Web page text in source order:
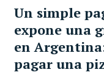
Un simple
expone una
en
pagar una